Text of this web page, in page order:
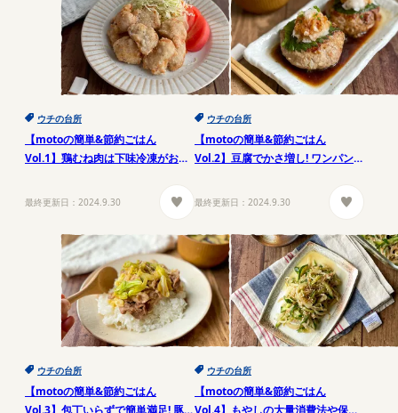
ウチの台所
【motoの簡単&節約ごはん
Vol.1】鶏むね肉は下味冷凍がおす
最終更新日： 2024.9.30
ウチの台所
【motoの簡単&節約ごはん
Vol.2】豆腐でかさ増し! ワンパンお
最終更新日： 2024.9.30
ウチの台所
【motoの簡単&節約ごはん
ウチの台所
【motoの簡単&節約ごはん